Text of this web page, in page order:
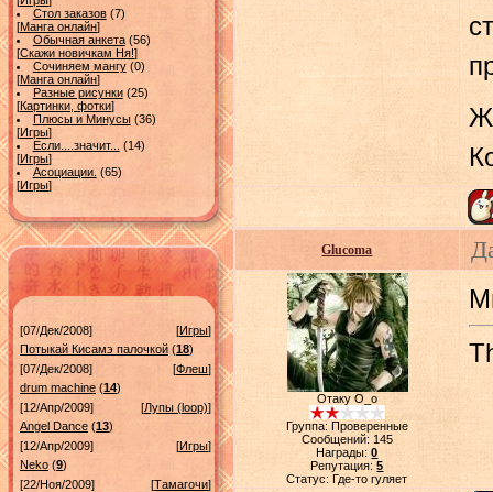
Стол заказов (7)
[Манга онлайн]
Обычная анкета (56)
[Скажи новичкам Ня!]
Сочиняем мангу (0)
[Манга онлайн]
Разные рисунки (25)
[Картинки, фотки]
Плюсы и Минусы (36)
[Игры]
Если....значит...
(14)
[Игры]
Асоциации. (65)
[Игры]
[07/Дек/2008] [Игры]
Потыкай Кисамэ палочкой (18)
[07/Дек/2008]
[Флеш]
drum machine (14)
[12/Апр/2009]
[Лупы (loop)]
Angel Dance (13)
[12/Апр/2009]
[Игры]
Neko (9)
[22/Ноя/2009]
[Тамагочи]
Glucoma
Отаку О_о
Группа: Проверенные
Сообщений: 145
Награды:0
Репутация:5
Статус:Где-то гуляет